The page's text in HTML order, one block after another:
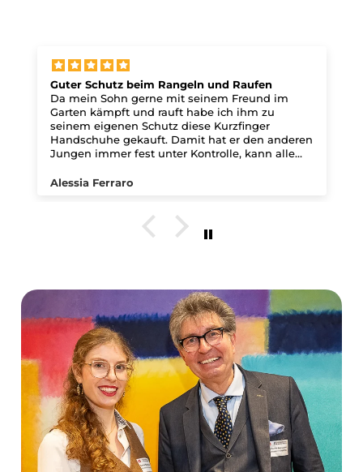
Mit zuverlässigen
wir dafür, dass dein
Fahrrad sicher und
schnell ankommt. Du
kannst deine Lieferung
jederzeit verfolgen.
Vom Helm bis zum
Ersatzreifen – bei uns
findest du alles, was du
für dein Kinderfahrrad
brauchst. So bleibt das
Fahrrad lange im
Einsatz.
Guter Schutz beim Rangeln und Raufen
Da mein Sohn gerne mit seinem Freund im
Garten kämpft und rauft habe ich ihm zu
seinem eigenen Schutz diese Kurzfinger
Handschuhe gekauft. Damit hat er den anderen
Jungen immer fest unter Kontrolle, kann alle
Hände. Auch wenn er dem Jungen dabei den
immer super geschütze Hände. Mit den
Handschuhen hat mein Sohn immer festen
Alessia Ferraro